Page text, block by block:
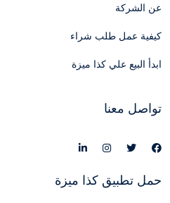
عن الشركة
كيفية عمل طلب شراء
ابدأ البيع علي كذا ميزة
تواصل معنا
حمل تطبيق كذا ميزة